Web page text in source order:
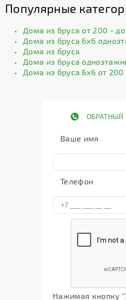
Популярные
Дома из бруса от 200 -
Дома из бруса 6х6
Дома из бруса
Дома из бруса
Дома из бруса 6х6 от
ОБРАТНЫЙ
Ваше имя
Телефон
Нажимая кнопку